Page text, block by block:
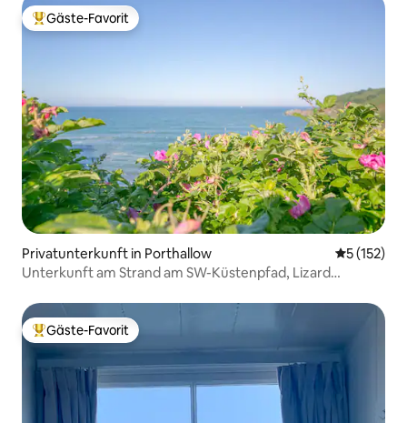
Beliebter Gäste-Favorit.
Gäste-Favorit
Privatunterkunft in Porthallow
5 (152)
Unterkunft am Strand am SW-Küstenpfad, Lizard
Beliebter Gäste-Favorit.
Gäste-Favorit